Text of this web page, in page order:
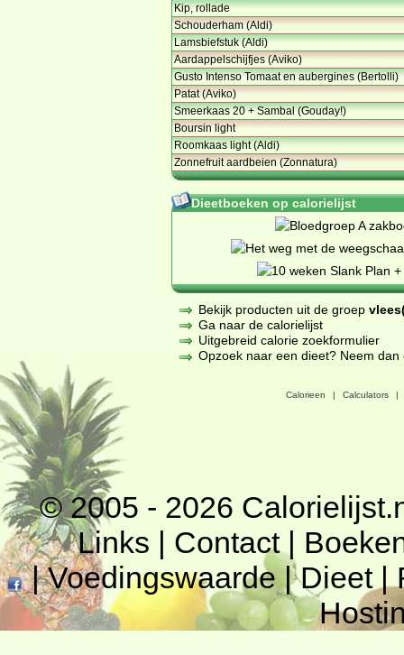
Kip, rollade
Schouderham (Aldi)
Lamsbiefstuk (Aldi)
Aardappelschijfjes (Aviko)
Gusto Intenso Tomaat en aubergines (Bertolli)
Patat (Aviko)
Smeerkaas 20 + Sambal (Gouday!)
Boursin light
Roomkaas light (Aldi)
Zonnefruit aardbeien (Zonnatura)
Dieetboeken op calorielijst
Bekijk producten uit de groep
Ga naar de calorielijst
Uitgebreid calorie zoekformulier
Opzoek naar een dieet? Neem
Calorieen | Calculators |
© 2005 - 2026
Links | Contact|
|Voedingswaarde|Dieet|